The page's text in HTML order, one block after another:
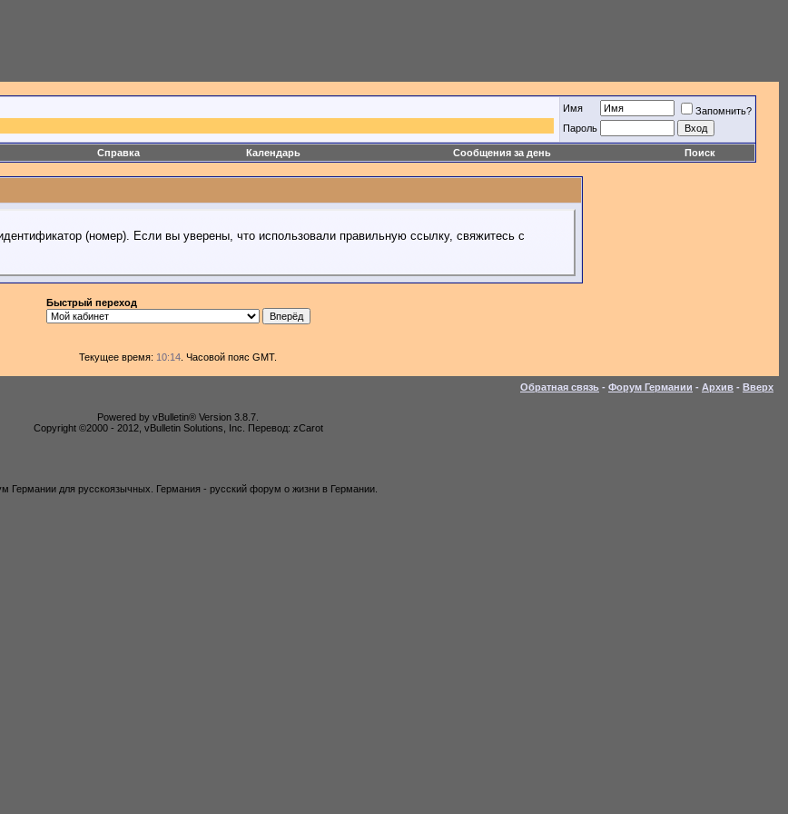
Имя
Запомнить?
Пароль
Справка Календарь Сообщения за день Поиск
(номер). Если вы уверены, что использовали правильную ссылку, свяжитесь с
Быстрый переход
Текущее время: 10:14 . Часовой пояс GMT.
Обратная связь - Форум Германии - Архив - Вверх
Powered by vBulletin® Version 3.8.7.
Copyright ©2000 - 2012, vBulletin Solutions, Inc. Перевод: zCarot
Германии для русскоязычных. Германия - русский форум о жизни в Германии.